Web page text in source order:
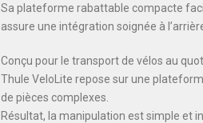
Sa plateforme rabattable compacte
assure une intégration soignée à
Conçu pour le transport de vélos au
Thule VeloLite repose sur une
de pièces complexes.
Résultat, la manipulation est simple et